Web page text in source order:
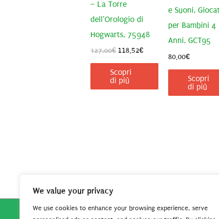
We value your privacy
We use cookies to enhance your browsing experience, serve
– La Torre
dell’Orologio di
Hogwarts, 75948
127,00€ Il
originale
era:
127,00€.
118,52€Il
118,52€.
Scopri
di più
e Suoni,
per Bambini 4
Anni, GCT95
80,00€
Scopri
di più